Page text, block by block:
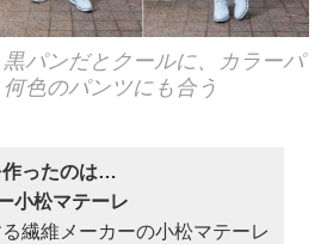
パンだとクールに、カラーパ
色のパンツにも合う
作ったのは…
小松マテーレ
繊維メーカーの小松マテーレ